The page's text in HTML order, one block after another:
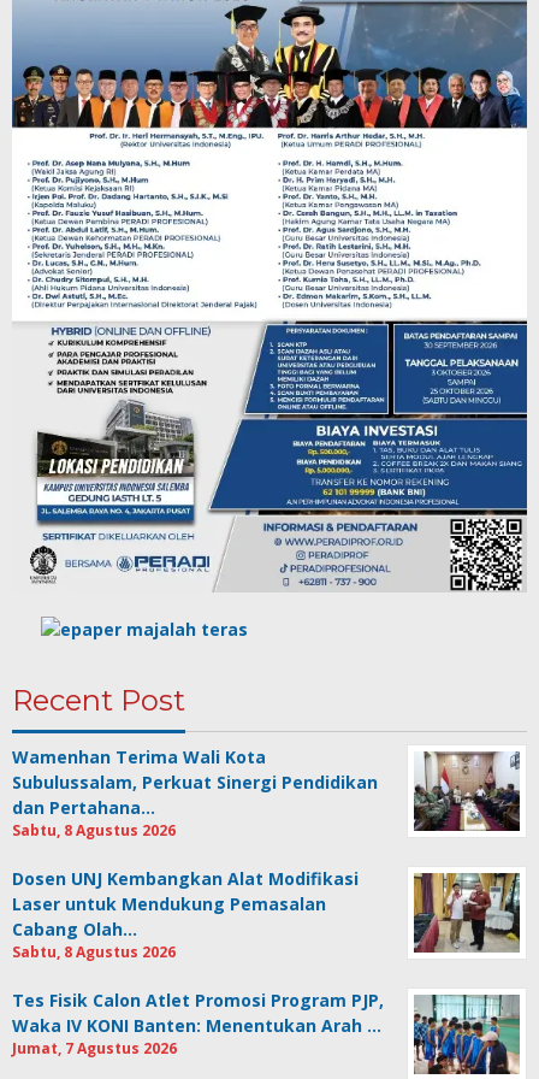
Recent Post
Wamenhan Terima Wali Kota
Subulussalam, Perkuat Sinergi Pendidikan
dan Pertahana…
Sabtu, 8 Agustus 2026
Dosen UNJ Kembangkan Alat Modifikasi
Laser untuk Mendukung Pemasalan
Cabang Olah…
Sabtu, 8 Agustus 2026
Tes Fisik Calon Atlet Promosi Program PJP,
Waka IV KONI Banten: Menentukan Arah …
Jumat, 7 Agustus 2026